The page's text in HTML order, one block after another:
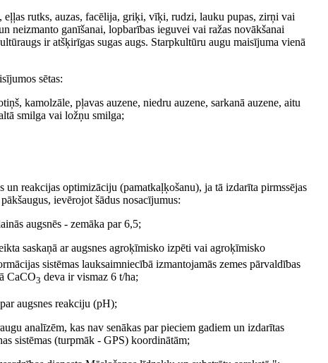
eļļas rutks, auzas, facēlija, griķi, vīķi, rudzi, lauku pupas, zirņi vai
neizmanto ganīšanai, lopbarības ieguvei vai ražas novākšanai
ir atšķirīgas sugas augs. Starpkultūru augu maisījuma vienā
sētas:
kamolzāle, pļavas auzene, niedru auzene, sarkanā auzene, aitu
smilga vai ložņu smilga;
reakcijas optimizāciju (pamatkaļķošanu), ja tā izdarīta pirmssējas
ievērojot šādus nosacījumus:
augsnēs - zemāka par 6,5;
saskaņā ar augsnes agroķīmisko izpēti vai agroķīmisko
sistēmas lauksaimniecībā izmantojamās zemes pārvaldības
CaCO3 deva ir vismaz 6 t/ha;
augsnes reakciju (pH);
analīzēm, kas nav senākas par pieciem gadiem un izdarītas
sistēmas (turpmāk - GPS) koordinātām;